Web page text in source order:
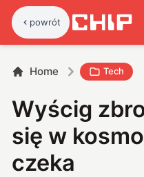
powrót
Home Tech
Wyścig
się w
czeka